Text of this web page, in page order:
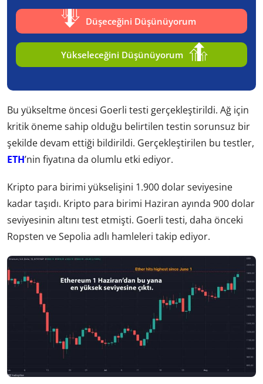
Düşeceğini Düşünüyorum
Yükseleceğini Düşünüyorum
Bu yükseltme öncesi Goerli testi gerçekleştirildi. Ağ için
kritik öneme sahip olduğu belirtilen testin sorunsuz bir
şekilde devam ettiği bildirildi. Gerçekleştirilen bu testler,
ETH’nin fiyatına da olumlu etki ediyor.
Kripto para birimi yükselişini 1.900 dolar seviyesine
kadar taşıdı. Kripto para birimi Haziran ayında 900 dolar
seviyesinin altını test etmişti. Goerli testi, daha önceki
Ropsten ve Sepolia adlı hamleleri takip ediyor.